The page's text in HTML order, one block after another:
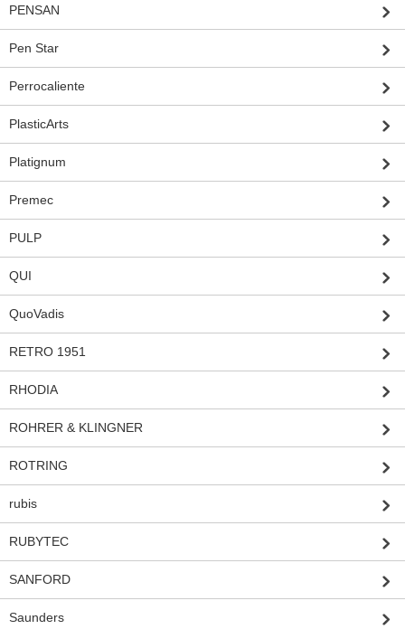
PENSAN
Pen Star
Perrocaliente
PlasticArts
Platignum
Premec
PULP
QUI
QuoVadis
RETRO 1951
RHODIA
ROHRER & KLINGNER
ROTRING
rubis
RUBYTEC
SANFORD
Saunders